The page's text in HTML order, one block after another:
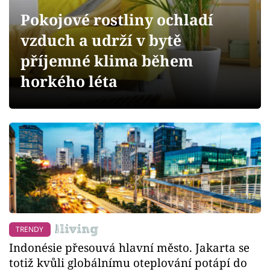
Přihlášení
Sledujte nás
Pokojové rostliny ochladí
vzduch a udrží v bytě
příjemné klima během
horkého léta
TRENDY
Indonésie přesouvá hlavní město. Jakarta se
totiž kvůli globálnímu oteplování potápí do